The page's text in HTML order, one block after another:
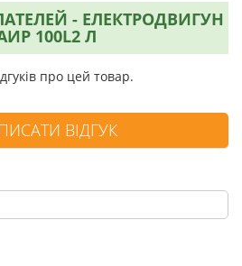
- ЕЛЕКТРОДВИГУН
100L2 Л
про цей товар.
ВІДГУК